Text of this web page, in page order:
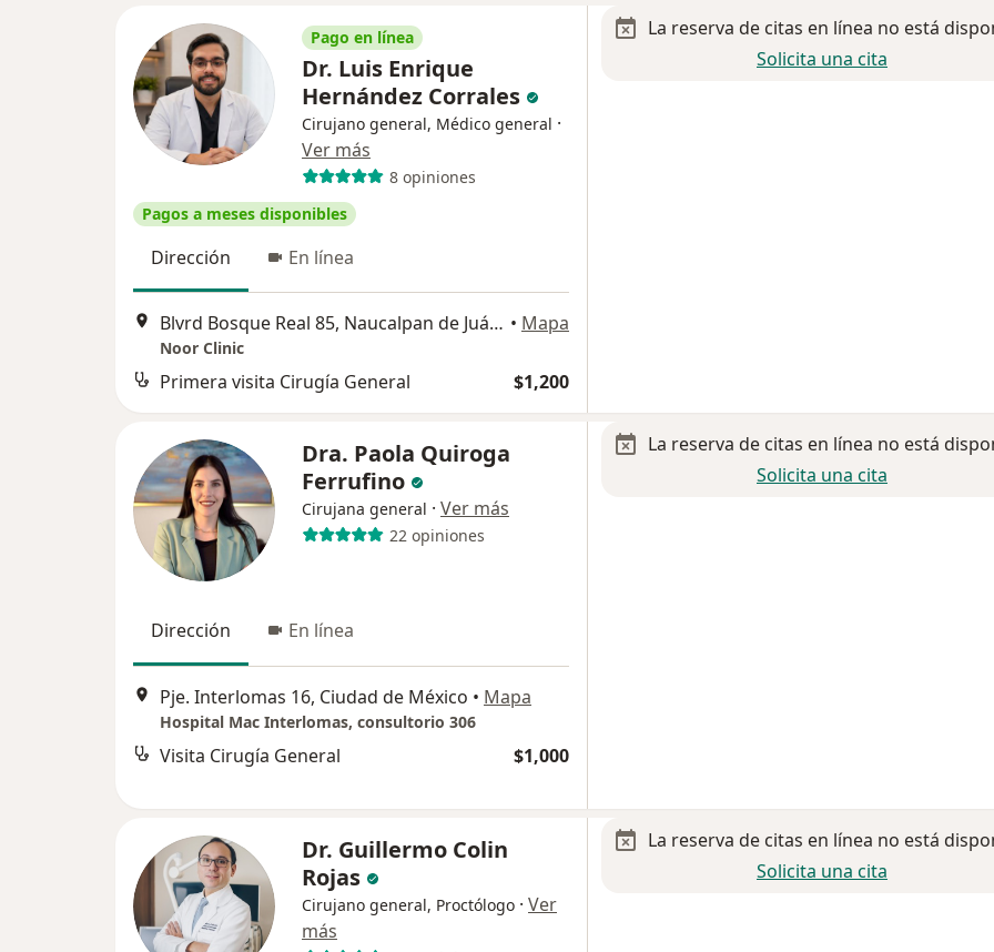
Pago en línea
Dr. Luis Enrique
Hernández Corrales
Cirujano general, Médico general ·
Ver más
8 opiniones
Pagos a meses disponibles
Dirección En línea
Blvrd Bosque Real 85, Naucalpan de Juárez • Mapa
Noor Clinic
Primera visita Cirugía General $1,200
La reserva de citas en línea no está
Solicita una cita
Dra. Paola Quiroga
Ferrufino
Cirujana general · Ver más
22 opiniones
Dirección En línea
Pje. Interlomas 16, Ciudad de México • Mapa
Hospital Mac Interlomas, consultorio 306
Visita Cirugía General $1,000
La reserva de citas en línea no está
Solicita una cita
Dr. Guillermo Colin
Rojas
Cirujano general, Proctólogo · Ver
más
La reserva de citas en línea no está
Solicita una cita